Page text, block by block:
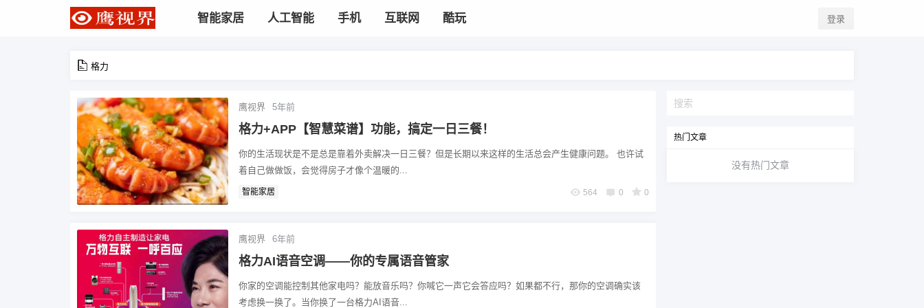
智能家居 人工智能 手机 互联网 酷玩 登录
格力
鹰视界 5年前
格力+APP【智慧菜谱】功能，搞定一日三餐！
你的生活现状是不是总是靠着外卖解决一日三餐？但是长期以来这样的生活总会产生健康问题。 也许试
着自己做做饭，会觉得房子才像个温暖的...
智能家居 564 0 0
鹰视界 6年前
格力AI语音空调——你的专属语音管家
你家的空调能控制其他家电吗？能放音乐吗？你喊它一声它会答应吗？如果都不行，那你的空调确实该
考虑换一换了。当你换了一台格力AI语音...
热门文章
没有热门文章